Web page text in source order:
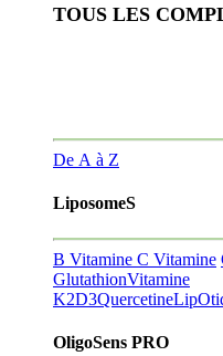
TOUS LES
De A à Z
LiposomeS
B Vitamine C Vitamine
GlutathionVitamine
K2D3Quercetine
OligoSens PRO